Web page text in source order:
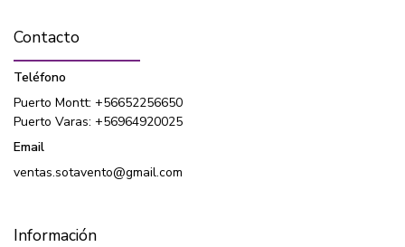
Contacto
Teléfono
Puerto Montt: +56652256650
Puerto Varas: +56964920025
Email
ventas.sotavento@gmail.com
Información